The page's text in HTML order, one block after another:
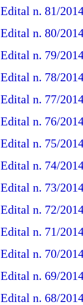
Edital n. 81/
Edital n. 80/
Edital n. 79/
Edital n. 78/
Edital n. 77/
Edital n. 76/
Edital n. 75/
Edital n. 74/
Edital n. 73/
Edital n. 72/
Edital n. 71/
Edital n. 70/
Edital n. 69/
Edital n. 68/